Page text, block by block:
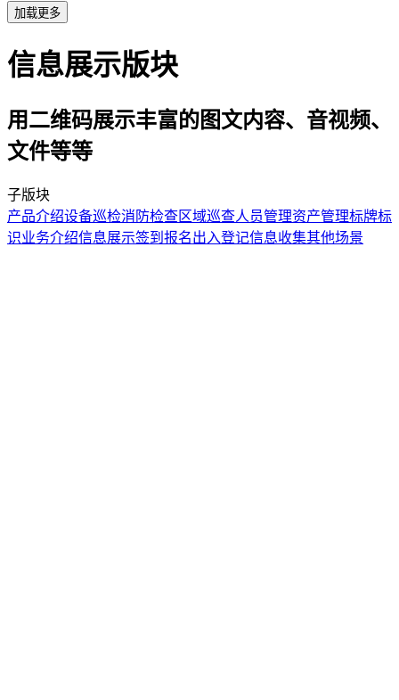
加载更多
信息展示版块
用二维码展示丰富的图文内容、音视频、
文件等等
子版块
产品介绍设备巡检消防检查区域巡查人员管理资产管理标牌标
识业务介绍信息展示签到报名出入登记信息收集其他场景